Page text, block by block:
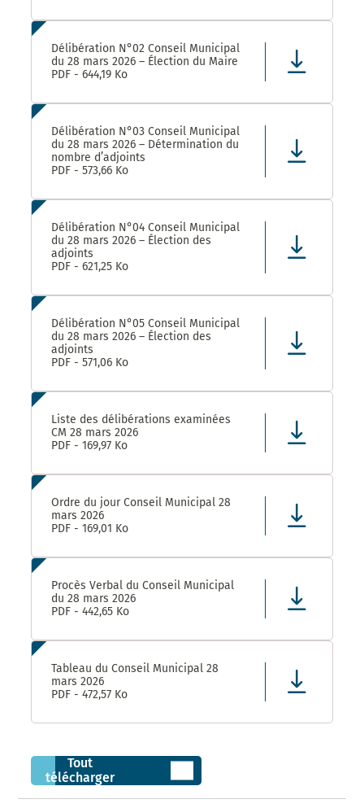
Délibération N°02 Conseil Municipal
du 28 mars 2026 – Élection du Maire
PDF - 644,19 Ko
Délibération N°03 Conseil Municipal
du 28 mars 2026 – Détermination du
nombre d’adjoints
PDF - 573,66 Ko
Délibération N°04 Conseil Municipal
du 28 mars 2026 – Élection des
adjoints
PDF - 621,25 Ko
Délibération N°05 Conseil Municipal
du 28 mars 2026 – Élection des
adjoints
PDF - 571,06 Ko
Liste des délibérations examinées
CM 28 mars 2026
PDF - 169,97 Ko
Ordre du jour Conseil Municipal 28
mars 2026
PDF - 169,01 Ko
Procès Verbal du Conseil Municipal
du 28 mars 2026
PDF - 442,65 Ko
Tableau du Conseil Municipal 28
mars 2026
PDF - 472,57 Ko
Tout
télécharger